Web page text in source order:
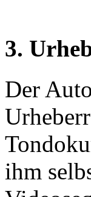
3.
Der
ihm